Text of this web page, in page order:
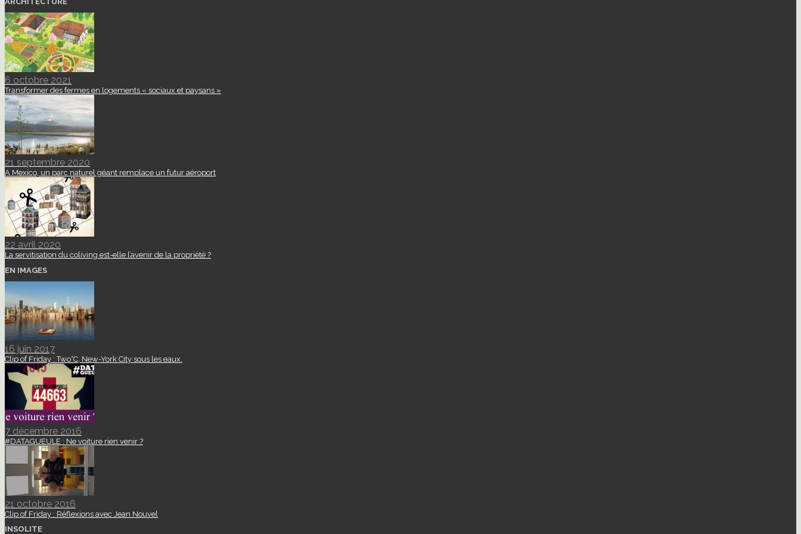
6 octobre 2021
Transformer des fermes en logements « sociaux et paysans »
21 septembre 2020
A Mexico, un parc naturel géant remplace un futur aéroport
22 avril 2020
La servitisation du coliving est-elle l’avenir de la propriété ?
EN IMAGES
16 juin 2017
Clip of Friday : Two°C, New-York City sous les eaux.
7 décembre 2016
#DATAGUEULE : Ne voiture rien venir ?
21 octobre 2016
Clip of Friday : Réflexions avec Jean Nouvel
INSOLITE